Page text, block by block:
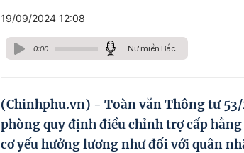
19/09/2024 12:08
0:00 Nữ miền Bắc
(Chinhphu.vn) - Toàn văn Thông tư
phòng quy định điều chỉnh trợ cấp
cơ yếu hưởng lương như đối với quân